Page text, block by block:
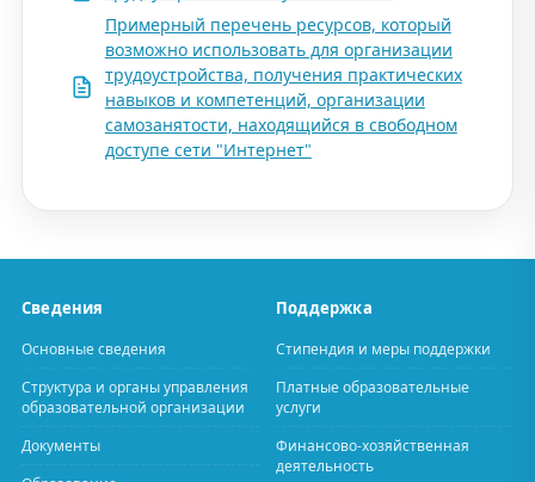
Примерный перечень ресурсов, который
возможно использовать для организации
трудоустройства, получения практических
навыков и компетенций, организации
самозанятости, находящийся в свободном
доступе сети "Интернет"
Сведения
Основные сведения
Структура и органы управления
образовательной организации
Документы
Поддержка
Стипендия и меры поддержки
Платные образовательные
услуги
Финансово-хозяйственная
деятельность